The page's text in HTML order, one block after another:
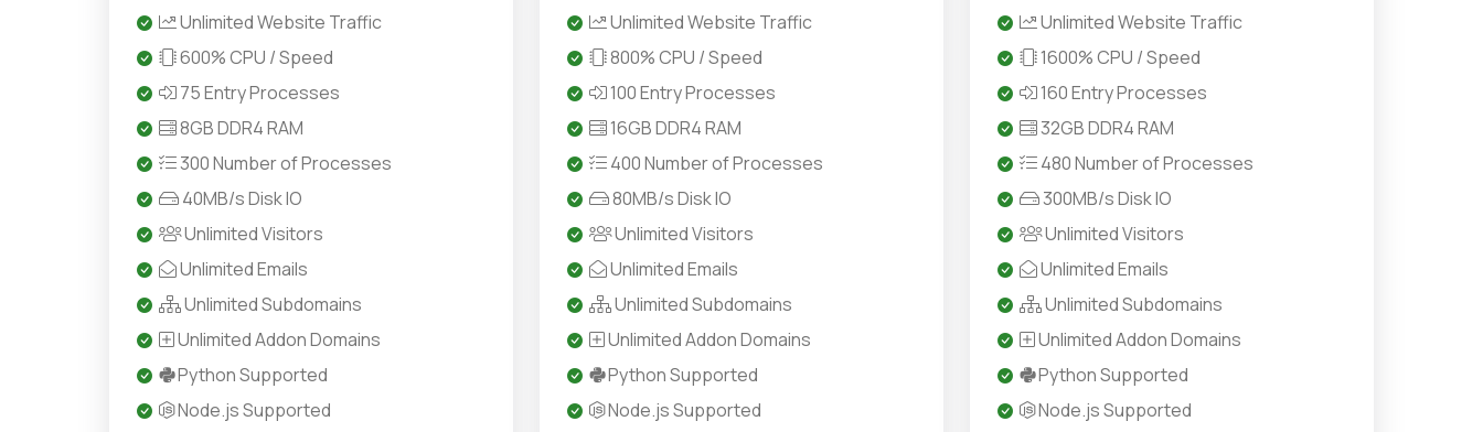
Unlimited Website Traffic
600% CPU / Speed
75 Entry Processes
8GB DDR4 RAM
300 Number of Processes
40MB/s Disk IO
Unlimited Visitors
Unlimited Emails
Unlimited Subdomains
Unlimited Addon Domains
Python Supported
Node.js Supported
Unlimited Website Traffic
800% CPU / Speed
100 Entry Processes
16GB DDR4 RAM
400 Number of Processes
80MB/s Disk IO
Unlimited Visitors
Unlimited Emails
Unlimited Subdomains
Unlimited Addon Domains
Python Supported
Node.js Supported
Unlimited Website Traffic
1600% CPU / Speed
160 Entry Processes
32GB DDR4 RAM
480 Number of Processes
300MB/s Disk IO
Unlimited Visitors
Unlimited Emails
Unlimited Subdomains
Unlimited Addon Domains
Python Supported
Node.js Supported